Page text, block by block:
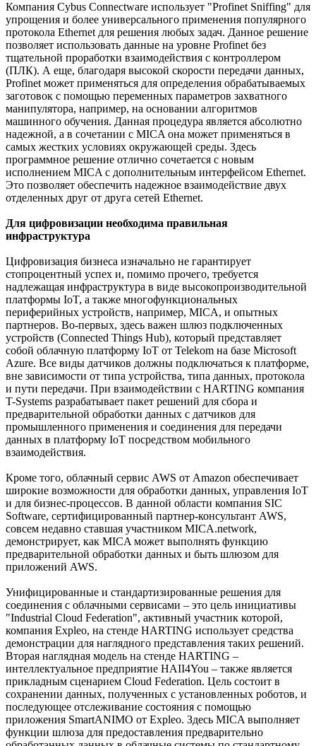
Компания Cybus Connectware использует "Profinet Sniffing" для
упрощения и более универсального применения популярного
протокола Ethernet для решения любых задач. Данное решение
позволяет использовать данные на уровне Profinet без
тщательной проработки взаимодействия с контроллером
(ПЛК). А еще, благодаря высокой скорости передачи данных,
Profinet может применяться для определения обрабатываемых
заготовок с помощью переменных параметров захватного
манипулятора, например, на основании алгоритмов
машинного обучения. Данная процедура является абсолютно
надежной, а в сочетании с MICA она может применяться в
самых жестких условиях окружающей среды. Здесь
программное решение отлично сочетается с новым
исполнением MICA с дополнительным интерфейсом Ethernet.
Это позволяет обеспечить надежное взаимодействие двух
отделенных друг от друга сетей Ethernet.
Для цифровизации необходима правильная
инфраструктура
Цифровизация бизнеса изначально не гарантирует
стопроцентный успех и, помимо прочего, требуется
надлежащая инфраструктура в виде высокопроизводительной
платформы IoT, а также многофункциональных
периферийных устройств, например, MICA, и опытных
партнеров. Во-первых, здесь важен шлюз подключенных
устройств (Connected Things Hub), который представляет
собой облачную платформу IoT от Telekom на базе Microsoft
Azure. Все виды датчиков должны подключаться к платформе,
вне зависимости от типа устройства, типа данных, протокола
и пути передачи. При взаимодействии с HARTING компания
T-Systems разрабатывает пакет решений для сбора и
предварительной обработки данных с датчиков для
промышленного применения и соединения для передачи
данных в платформу IoT посредством мобильного
взаимодействия.
Кроме того, облачный сервис AWS от Amazon обеспечивает
широкие возможности для обработки данных, управления IoT
и для бизнес-процессов. В данной области компания SIC
Software, сертифицированный партнер-консультант AWS,
совсем недавно ставшая участником MICA.network,
демонстрирует, как MICA может выполнять функцию
предварительной обработки данных и быть шлюзом для
приложений AWS.
Унифицированные и стандартизированные решения для
соединения с облачными сервисами – это цель инициативы
"Industrial Cloud Federation", активный участник которой,
компания Expleo, на стенде HARTING использует средства
демонстрации для наглядного представления таких решений.
Вторая наглядная модель на стенде HARTING –
интеллектуальное предприятие HAII4You – также является
прикладным сценарием Cloud Federation. Цель состоит в
сохранении данных, полученных с установленных роботов, и
последующее отслеживание состояния с помощью
приложения SmartANIMO от Expleo. Здесь MICA выполняет
функции шлюза для предоставления предварительно